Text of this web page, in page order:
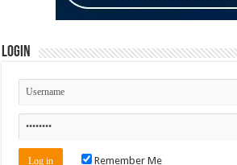
Login
Remember Me